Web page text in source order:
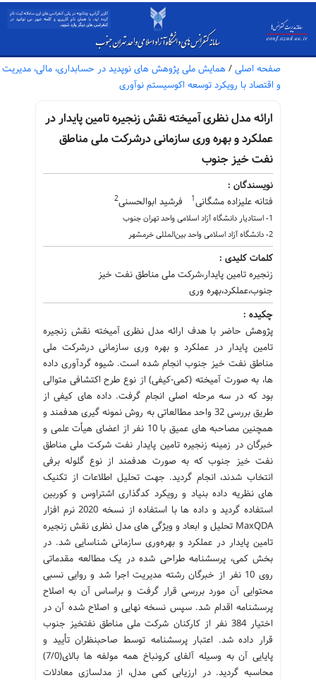
صفحه اصلی / همایش ملی پژوهش های نوپدید در حسابداری، مالی، مدیریت
و اقتصاد با رویکرد توسعه اکوسیستم نوآوری
ارائه مدل نظری آمیخته نقش زنجیره تامین پایدار در
عملکرد و بهره وری سازمانی درشرکت ملی مناطق
نفت خیز جنوب
نویسندگان :
فتانه علیزاده مشگانی1 فرشید ابوالحسنی2
1- استادیار دانشگاه آزاد اسلامی واحد تهران جنوب
2- دانشگاه آزاد اسلامی واحد بین‌المللی خرمشهر
کلمات کلیدی :
زنجیره تامین پایدار،شرکت ملی مناطق نفت خیز
جنوب،عملکرد،بهره وری
چکیده :
پژوهش حاضر با هدف ارائه مدل نظری آمیخته نقش زنجیره
تامین پایدار در عملکرد و بهره وری سازمانی درشرکت ملی
مناطق نفت خیز جنوب انجام شده است. شیوه گردآوری داده
ها، به صورت آمیخته (کمی-کیفی) از نوع طرح اکتشافی متوالی
بود که در سه مرحله اصلی انجام گرفت. داده های کیفی از
طریق بررسی 32 واحد مطالعاتی به روش نمونه گیری هدفمند و
همچنین مصاحبه های عمیق با 10 نفر از اعضای هیأت علمی و
خبرگان در زمینه زنجیره تامین پایدار نفت شرکت ملی مناطق
نفت خیز جنوب که به صورت هدفمند از نوع گلوله برفی
انتخاب شدند، انجام گردید. جهت تحلیل اطلاعات از تکنیک
های نظریه داده بنیاد و رویکرد کدگذاری اشتراوس و کوربین
استفاده گردید و داده ها با استفاده از نسخه 2020 نرم‌ افزار
MaxQDA تحلیل و ابعاد و ویژگی های مدل نظری نقش زنجیره
تامین پایدار در عملکرد و بهره‌وری سازمانی شناسایی شد. در
بخش کمی، پرسشنامه طراحی شده در یک مطالعه مقدماتی
روی 10 نفر از خبرگان رشته مدیریت اجرا شد و روایی نسبی
محتوایی آن مورد بررسی قرار گرفت و براساس آن به اصلاح
پرسشنامه اقدام شد. سپس نسخه نهایی و اصلاح شده آن در
اختیار 384 نفر از کارکنان شرکت ملی مناطق نفتخیز جنوب
قرار داده شد. اعتبار پرسشنامه توسط صاحبنظران تأیید و
پایایی آن به وسیله آلفای کرونباخ همه مولفه ها بالای(7/0)
محاسبه گردید. در ارزیابی ‌کمی مدل، از مدلسازی معادلات